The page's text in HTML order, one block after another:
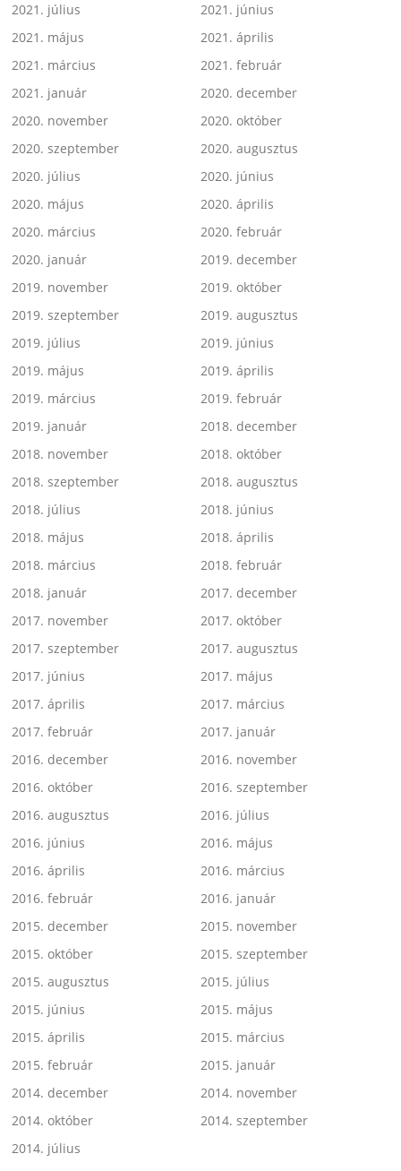
2021. július
2021. június
2021. május
2021. április
2021. március
2021. február
2021. január
2020. december
2020. november
2020. október
2020. szeptember
2020. augusztus
2020. július
2020. június
2020. május
2020. április
2020. március
2020. február
2020. január
2019. december
2019. november
2019. október
2019. szeptember
2019. augusztus
2019. július
2019. június
2019. május
2019. április
2019. március
2019. február
2019. január
2018. december
2018. november
2018. október
2018. szeptember
2018. augusztus
2018. július
2018. június
2018. május
2018. április
2018. március
2018. február
2018. január
2017. december
2017. november
2017. október
2017. szeptember
2017. augusztus
2017. június
2017. május
2017. április
2017. március
2017. február
2017. január
2016. december
2016. november
2016. október
2016. szeptember
2016. augusztus
2016. július
2016. június
2016. május
2016. április
2016. március
2016. február
2016. január
2015. december
2015. november
2015. október
2015. szeptember
2015. augusztus
2015. július
2015. június
2015. május
2015. április
2015. március
2015. február
2015. január
2014. december
2014. november
2014. október
2014. szeptember
2014. július